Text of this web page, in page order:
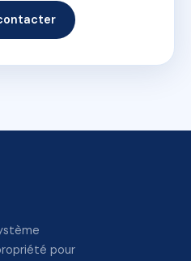
pour